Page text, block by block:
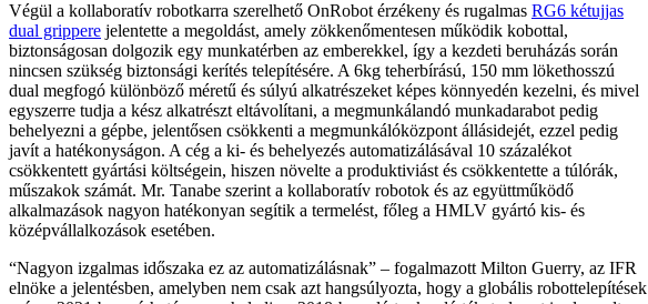
Végül a kollaboratív robotkarra szerelhető OnRobot érzékeny és rugalmas RG6 kétujjas
dual grippere jelentette a megoldást, amely zökkenőmentesen működik kobottal,
biztonságosan dolgozik egy munkatérben az emberekkel, így a kezdeti beruházás során
nincsen szükség biztonsági kerítés telepítésére. A 6kg teherbírású, 150 mm lökethosszú
dual megfogó különböző méretű és súlyú alkatrészeket képes könnyedén kezelni, és mivel
egyszerre tudja a kész alkatrészt eltávolítani, a megmunkálandó munkadarabot pedig
behelyezni a gépbe, jelentősen csökkenti a megmunkálóközpont állásidejét, ezzel pedig
javít a hatékonyságon. A cég a ki- és behelyezés automatizálásával 10 százalékot
csökkentett gyártási költségein, hiszen növelte a produktiviást és csökkentette a túlórák,
műszakok számát. Mr. Tanabe szerint a kollaboratív robotok és az együttműködő
alkalmazások nagyon hatékonyan segítik a termelést, főleg a HMLV gyártó kis- és
középvállalkozások esetében.
“Nagyon izgalmas időszaka ez az automatizálásnak” – fogalmazott Milton Guerry, az IFR
elnöke a jelentésben, amelyben nem csak azt hangsúlyozta, hogy a globális robottelepítések